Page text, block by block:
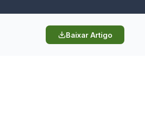
Baixar Artigo